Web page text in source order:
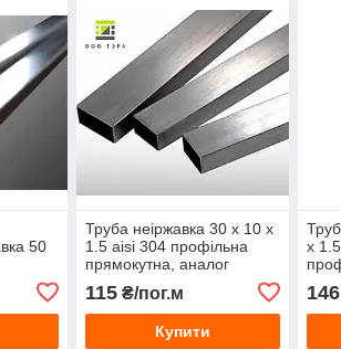
50
Труба неіржавка 30 х 10 х
1.5 aisi 304 профільна
прямокутна, аналог
115₴/пог.м
Купити
х
146